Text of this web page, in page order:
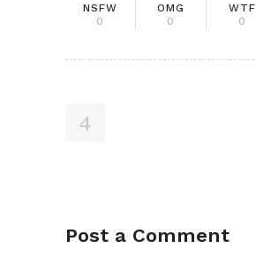
NSFW
0
OMG
0
WTF
0
Post a Comment